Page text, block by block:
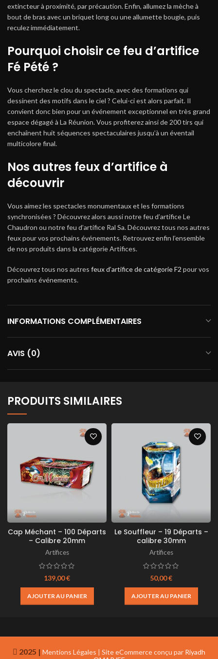
extincteur à proximité, par précaution. Enfin, allumez la mèche à
bout de bras avec un briquet long ou une allumette bougie, puis
reculez immédiatement.
Pourquoi choisir ce feu d’artifice
Fé Pété ?
Vous cherchez le clou du spectacle, avec des formations qui
dessinent des motifs dans le ciel ? Celui-ci est alors parfait. Il
convient donc bien pour un événement exceptionnel en très grand
espace dégagé à La Réunion. Vous profiterez ainsi de 200 tirs qui
enchaînent huit séquences spectaculaires jusqu’à un éventail
multicolore final.
Nos autres feux d’artifice à
découvrir
Vous aimez les spectacles monumentaux et les formations
synchronisées ? Découvrez alors aussi notre feu d’artifice Le
Chaudron ou notre feu d’artifice Ral Sa. Découvrez tous nos autres
feux pour vos prochains événements. Retrouvez enfin l’ensemble
de nos produits dans la catégorie Artifices.
Découvrez tous nos autres feux d’artifice de catégorie F2 pour vos
prochains événements.
INFORMATIONS COMPLÉMENTAIRES
AVIS (0)
PRODUITS SIMILAIRES
Cap Méchant – 100 Départs
– Calibre 20mm
Artifices
139,00€
AJOUTER AU PANIER
Le Souffleur – 19 Départs –
calibre 30mm
Artifices
50,00€
AJOUTER AU PANIER
2025 | Mentions Légales | Site eCommerce conçu par Riyadh